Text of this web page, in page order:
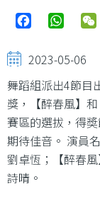
Facebook
2023-05-06
舞蹈組派出4節目
獎，【醉春風】
賽區的選拔，得
期待佳音。 演員
劉卓恆；【醉春
詩晴。